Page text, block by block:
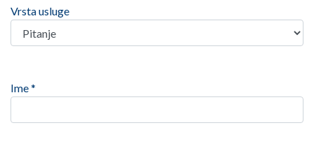
Vrsta usluge
Ime *